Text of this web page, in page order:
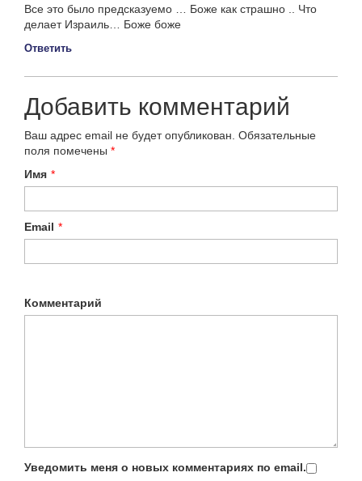
Все это было предсказуемо … Боже как страшно .. Что
делает Израиль… Боже боже
Ответить
Добавить комментарий
Ваш адрес email не будет опубликован. Обязательные
поля помечены *
Имя *
Email *
Комментарий
Уведомить меня о новых комментариях по email.